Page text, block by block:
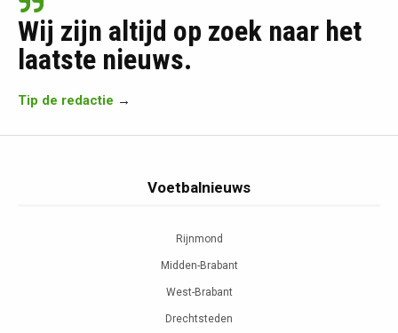
Wij zijn altijd op zoek naar het
laatste nieuws.
Tip de redactie →
Voetbalnieuws
Rijnmond
Midden-Brabant
West-Brabant
Drechtsteden